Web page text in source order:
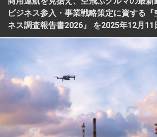
ビジネス参入・事業戦略策定に資する
ネス調査報告書2026』 を2025年12月11